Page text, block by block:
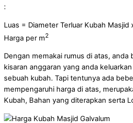
:
Luas = Diameter Terluar Kubah Masjid
Harga per m2
Dengan memakai rumus di atas, anda
kisaran anggaran yang anda
sebuah kubah. Tapi tentunya ada
mempengaruhi harga di atas,
Kubah, Bahan yang diterapkan serta